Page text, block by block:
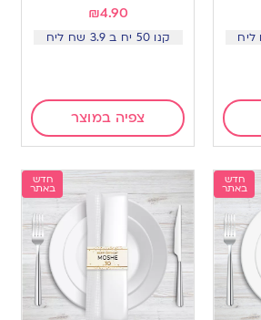
₪4.90
קנו 50 יח ב 3.9 שח ליח
צפיה במוצר
חדש
באתר
חדש
באתר